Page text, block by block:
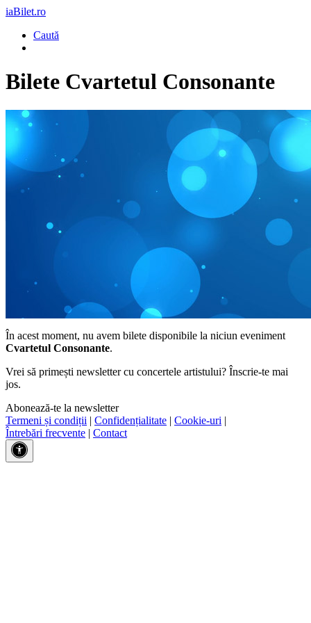
iaBilet.ro
Caută
Bilete Cvartetul Consonante
În acest moment, nu avem bilete disponibile la niciun eveniment
Cvartetul Consonante.
Vrei să primești newsletter cu concertele artistului? Înscrie-te mai
jos.
Abonează-te la newsletter
Termeni și condiții | Confidențialitate | Cookie-uri |
Întrebări frecvente | Contact